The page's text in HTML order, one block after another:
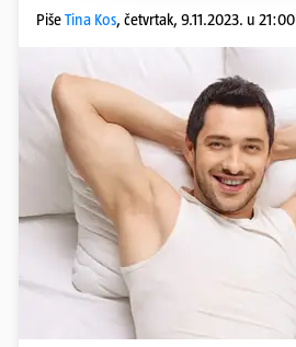
PišeTina Kos, četvrtak, 9.11.2023. u 21:00